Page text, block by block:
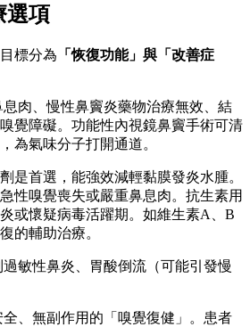
選項
標分為 「恢復功能」與「改善症
肉、慢性鼻竇炎藥物治療無效、結
覺障礙。功能性內視鏡鼻竇手術可清
為氣味分子打開通道。
是首選，能強效減輕黏膜發炎水腫。
性嗅覺喪失或嚴重鼻息肉。抗生素用
或懷疑病毒活躍期。如維生素A、B
的輔助治療。
敏性鼻炎、胃酸倒流（可能引發慢
、無副作用的「嗅覺復健」。患者